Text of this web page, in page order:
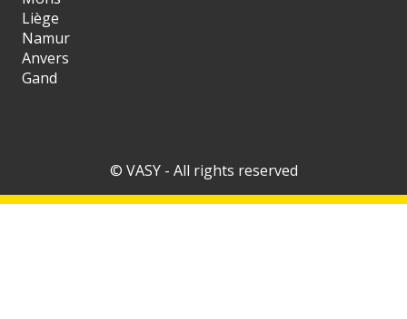
Liège
Namur
Anvers
Gand
© VASY - All rights reserved